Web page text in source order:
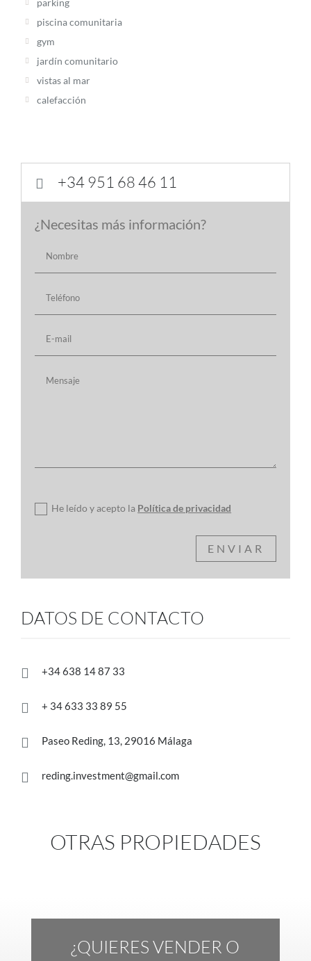
parking
piscina comunitaria
gym
jardín comunitario
vistas al mar
calefacción
 +34 951 68 46 11
¿Necesitas más información?
He leído y acepto la Política de privacidad
ENVIAR
DATOS DE CONTACTO
 +34 638 14 87 33
 + 34 633 33 89 55
 Paseo Reding, 13, 29016 Málaga
 reding.investment@gmail.com
OTRAS PROPIEDADES
¿QUIERES VENDER O